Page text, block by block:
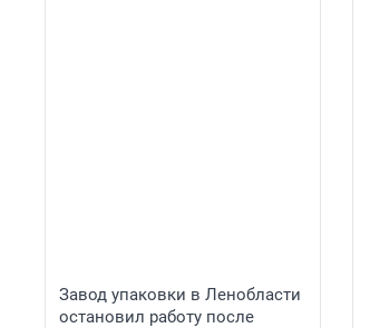
Завод упаковки в Ленобласти
остановил работу после